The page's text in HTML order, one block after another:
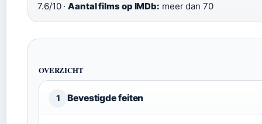
7.6/10 ·Aantal films op IMDb: meer dan 70
OVERZICHT
1 Bevestigde feiten